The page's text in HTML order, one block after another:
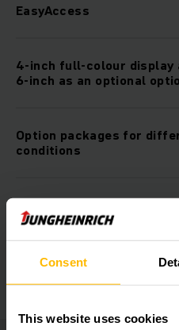
Consent
This website uses cookies
EasyAccess
4-inch full-colour display
6-inch as an optional
Option packages for
conditions
Ergonomic cockpit